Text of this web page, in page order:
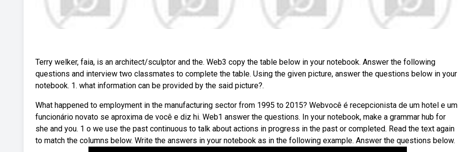
Terry welker, faia, is an architect/sculptor and the. Web3 copy the table below in your notebook. Answer the following
questions and interview two classmates to complete the table. Using the given picture, answer the questions below in your
notebook. 1. what information can be provided by the said picture?.
What happened to employment in the manufacturing sector from 1995 to 2015? Webvocê é recepcionista de um hotel e um
funcionário novato se aproxima de você e diz hi. Web1 answer the questions. In your notebook, make a grammar hub for
she and you. 1 o we use the past continuous to talk about actions in progress in the past or completed. Read the text again
to match the columns below. Write the answers in your notebook as in the following example. Answer the questions below.